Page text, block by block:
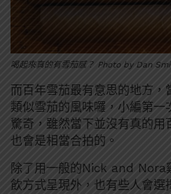
喝起來真的有雪茄感？ Photo by Dan
而百年雪茄最有意思的地方，
類似雪茄的風味囉，小編第一
驚奇，雖然當下並沒有真的
也會是相當合拍的。
除了用一般的Nick and Nora
飲方式呈現外，也有些人會選